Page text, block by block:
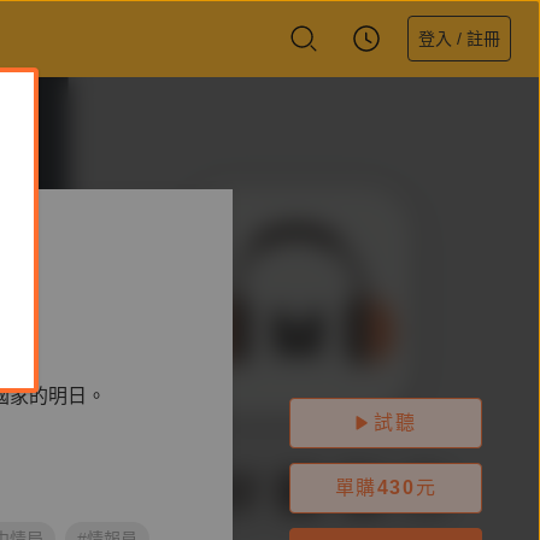
登入 / 註冊
的明日。
試聽
單購430 元